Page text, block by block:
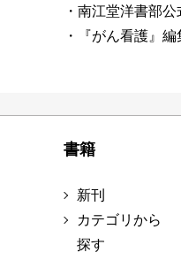
・南江堂洋書部
・『がん看護』
書籍
新刊
カテゴリから
探す